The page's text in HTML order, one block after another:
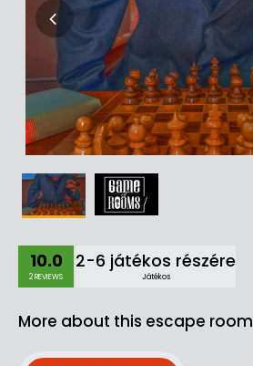
10.0
2 REVIEWS
2-6 játékos részére
Játékos
More about this escape room